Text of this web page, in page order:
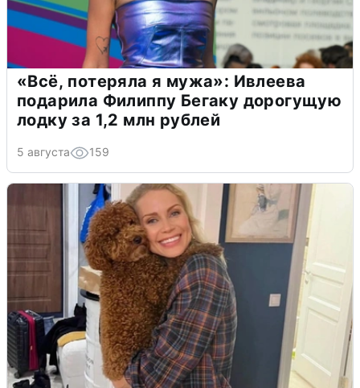
«Всё, потеряла я мужа»: Ивлеева
подарила Филиппу Бегаку дорогущую
лодку за 1,2 млн рублей
5 августа 159